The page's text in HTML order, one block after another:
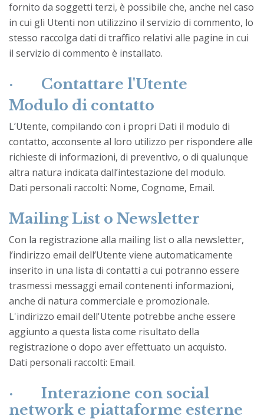
fornito da soggetti terzi, è possibile che, anche nel caso
in cui gli Utenti non utilizzino il servizio di commento, lo
stesso raccolga dati di traffico relativi alle pagine in cui
il servizio di commento è installato.
· Contattare l'Utente
Modulo di contatto
L’Utente, compilando con i propri Dati il modulo di
contatto, acconsente al loro utilizzo per rispondere alle
richieste di informazioni, di preventivo, o di qualunque
altra natura indicata dall’intestazione del modulo.
Dati personali raccolti: Nome, Cognome, Email.
Mailing List o Newsletter
Con la registrazione alla mailing list o alla newsletter,
l’indirizzo email dell’Utente viene automaticamente
inserito in una lista di contatti a cui potranno essere
trasmessi messaggi email contenenti informazioni,
anche di natura commerciale e promozionale.
L'indirizzo email dell'Utente potrebbe anche essere
aggiunto a questa lista come risultato della
registrazione o dopo aver effettuato un acquisto.
Dati personali raccolti: Email.
· Interazione con social
network e piattaforme esterne